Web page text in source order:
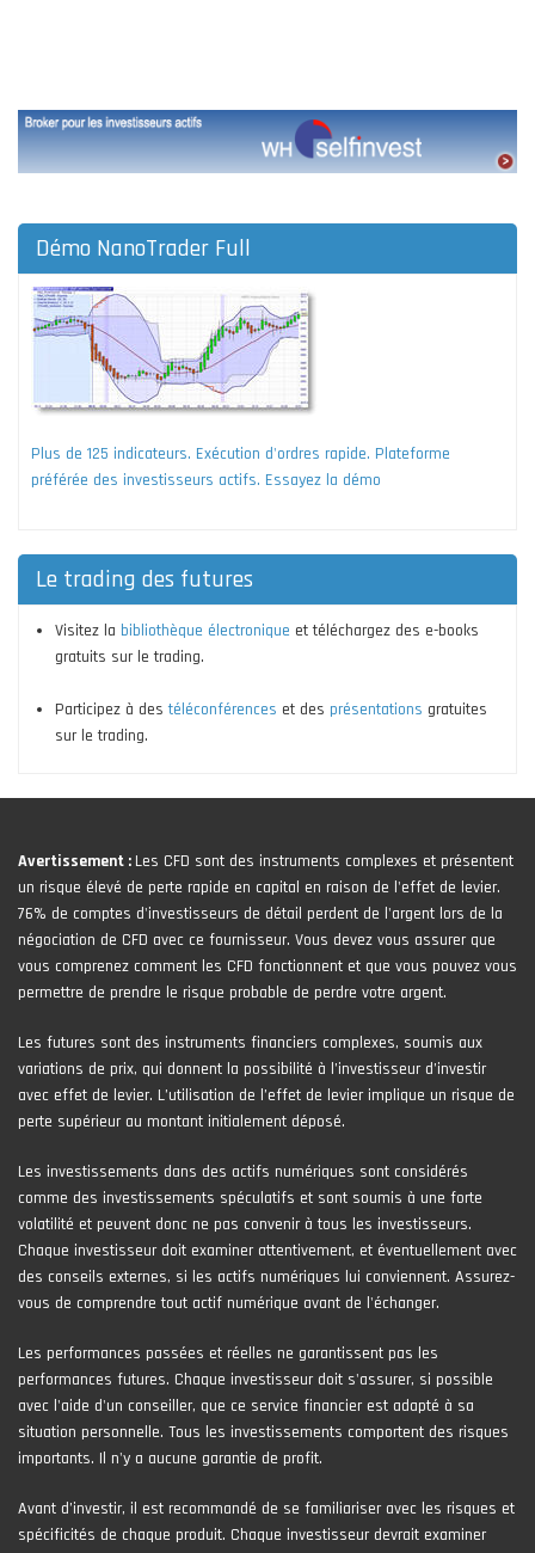
Démo NanoTrader Full
Plus de 125 indicateurs. Exécution d'ordres rapide. Plateforme
préférée des investisseurs actifs. Essayez la démo
Le trading des futures
Visitez la bibliothèque électronique et téléchargez des e-books
gratuits sur le trading.
Participez à destéléconférences et des présentations gratuites
sur le trading.
Avertissement : Les CFD sont des instruments complexes et présentent
un risque élevé de perte rapide en capital en raison de l'effet de levier.
76% de comptes d'investisseurs de détail perdent de l'argent lors de la
négociation de CFD avec ce fournisseur. Vous devez vous assurer que
vous comprenez comment les CFD fonctionnent et que vous pouvez vous
permettre de prendre le risque probable de perdre votre argent.
Les futures sont des instruments financiers complexes, soumis aux
variations de prix, qui donnent la possibilité à l’investisseur d’investir
avec effet de levier. L’utilisation de l’effet de levier implique un risque de
perte supérieur au montant initialement déposé.
Les investissements dans des actifs numériques sont considérés
comme des investissements spéculatifs et sont soumis à une forte
volatilité et peuvent donc ne pas convenir à tous les investisseurs.
Chaque investisseur doit examiner attentivement, et éventuellement avec
des conseils externes, si les actifs numériques lui conviennent. Assurez-
vous de comprendre tout actif numérique avant de l'échanger.
Les performances passées et réelles ne garantissent pas les
performances futures. Chaque investisseur doit s'assurer, si possible
avec l'aide d'un conseiller, que ce service financier est adapté à sa
situation personnelle. Tous les investissements comportent des risques
importants. Il n'y a aucune garantie de profit.
Avant d’investir, il est recommandé de se familiariser avec les risques et
spécificités de chaque produit. Chaque investisseur devrait examiner